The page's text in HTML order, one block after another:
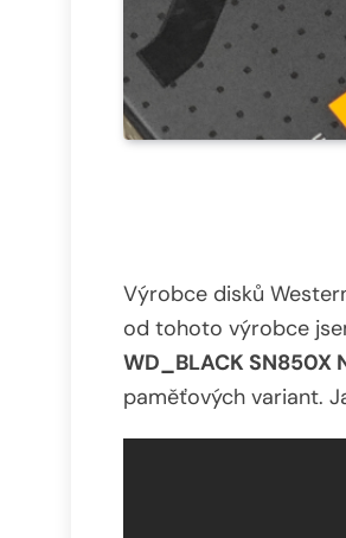
Výrobce disků
od tohoto výrobce
WD_BLACK SN850X
paměťových variant.